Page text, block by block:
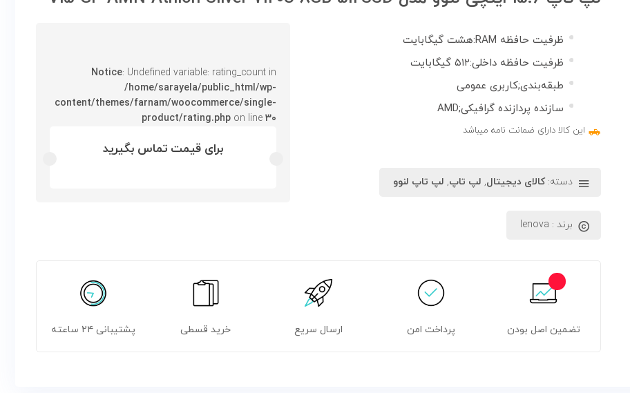
ظرفیت حافظه RAM:هشت گیگابایت
ظرفیت حافظه داخلی:۵۱۲ گیگابایت
طبقه‌بندی;کاربری عمومی
سازنده پردازنده گرافیکی;AMD
این کالا دارای ضمانت نامه میباشد
دسته:کالای دیجیتال, لپ تاپ, لپ تاپ لنوو
برند : lenova
Notice: Undefined variable: rating_count in
/home/sarayela/public_html/wp-
content/themes/farnam/woocommerce/single-
product/rating.php on line۳۰
برای قیمت تماس بگیرید
تضمین اصل بودن پرداخت امن ارسال سریع خرید قسطی پشتیبانی ۲۴ ساعته